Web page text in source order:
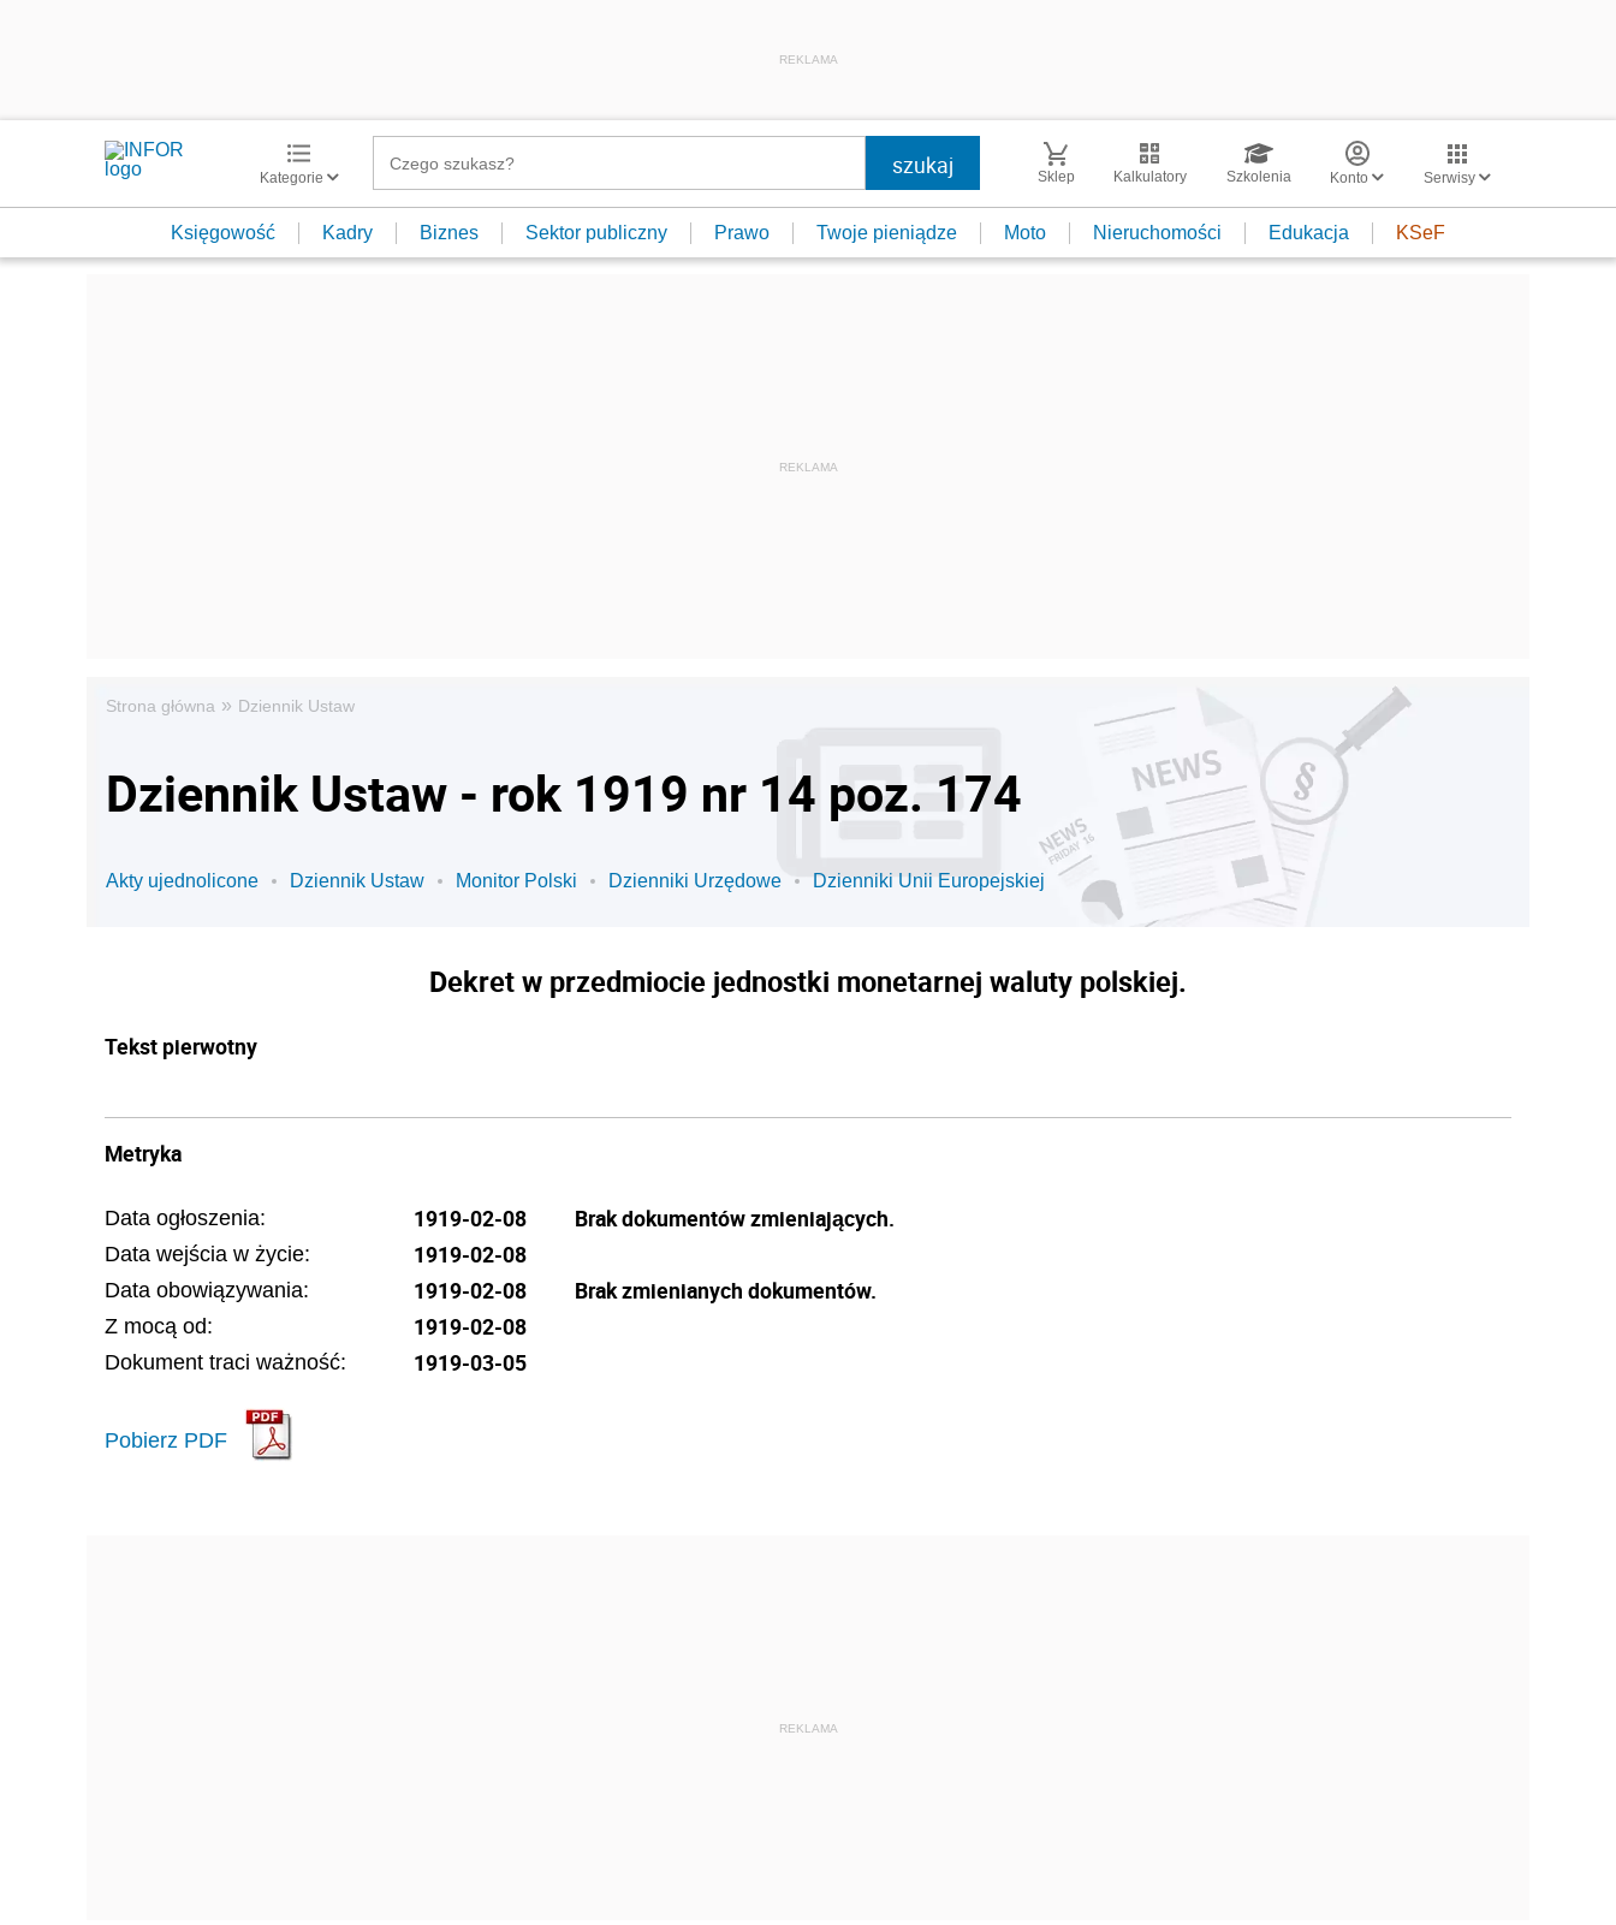
REKLAMA
Kategorie Sklep Kalkulatory Szkolenia Konto Serwisy
Księgowość Kadry Biznes Sektor publiczny Prawo Twoje pieniądze Moto Nieruchomości Edukacja KSeF
Strona główna » Dziennik Ustaw
Dziennik Ustaw - rok 1919 nr 14 poz. 174
Akty ujednolicone Dziennik Ustaw Monitor Polski Dzienniki Urzędowe Dzienniki Unii Europejskiej
Dekret w przedmiocie jednostki monetarnej waluty polskiej.
Tekst pierwotny
Metryka
Data ogłoszenia: 1919-02-08
Data wejścia w życie: 1919-02-08
Data obowiązywania: 1919-02-08
Z mocą od: 1919-02-08
Dokument traci ważność: 1919-03-05
Pobierz PDF
Brak dokumentów zmieniających.
Brak zmienianych dokumentów.